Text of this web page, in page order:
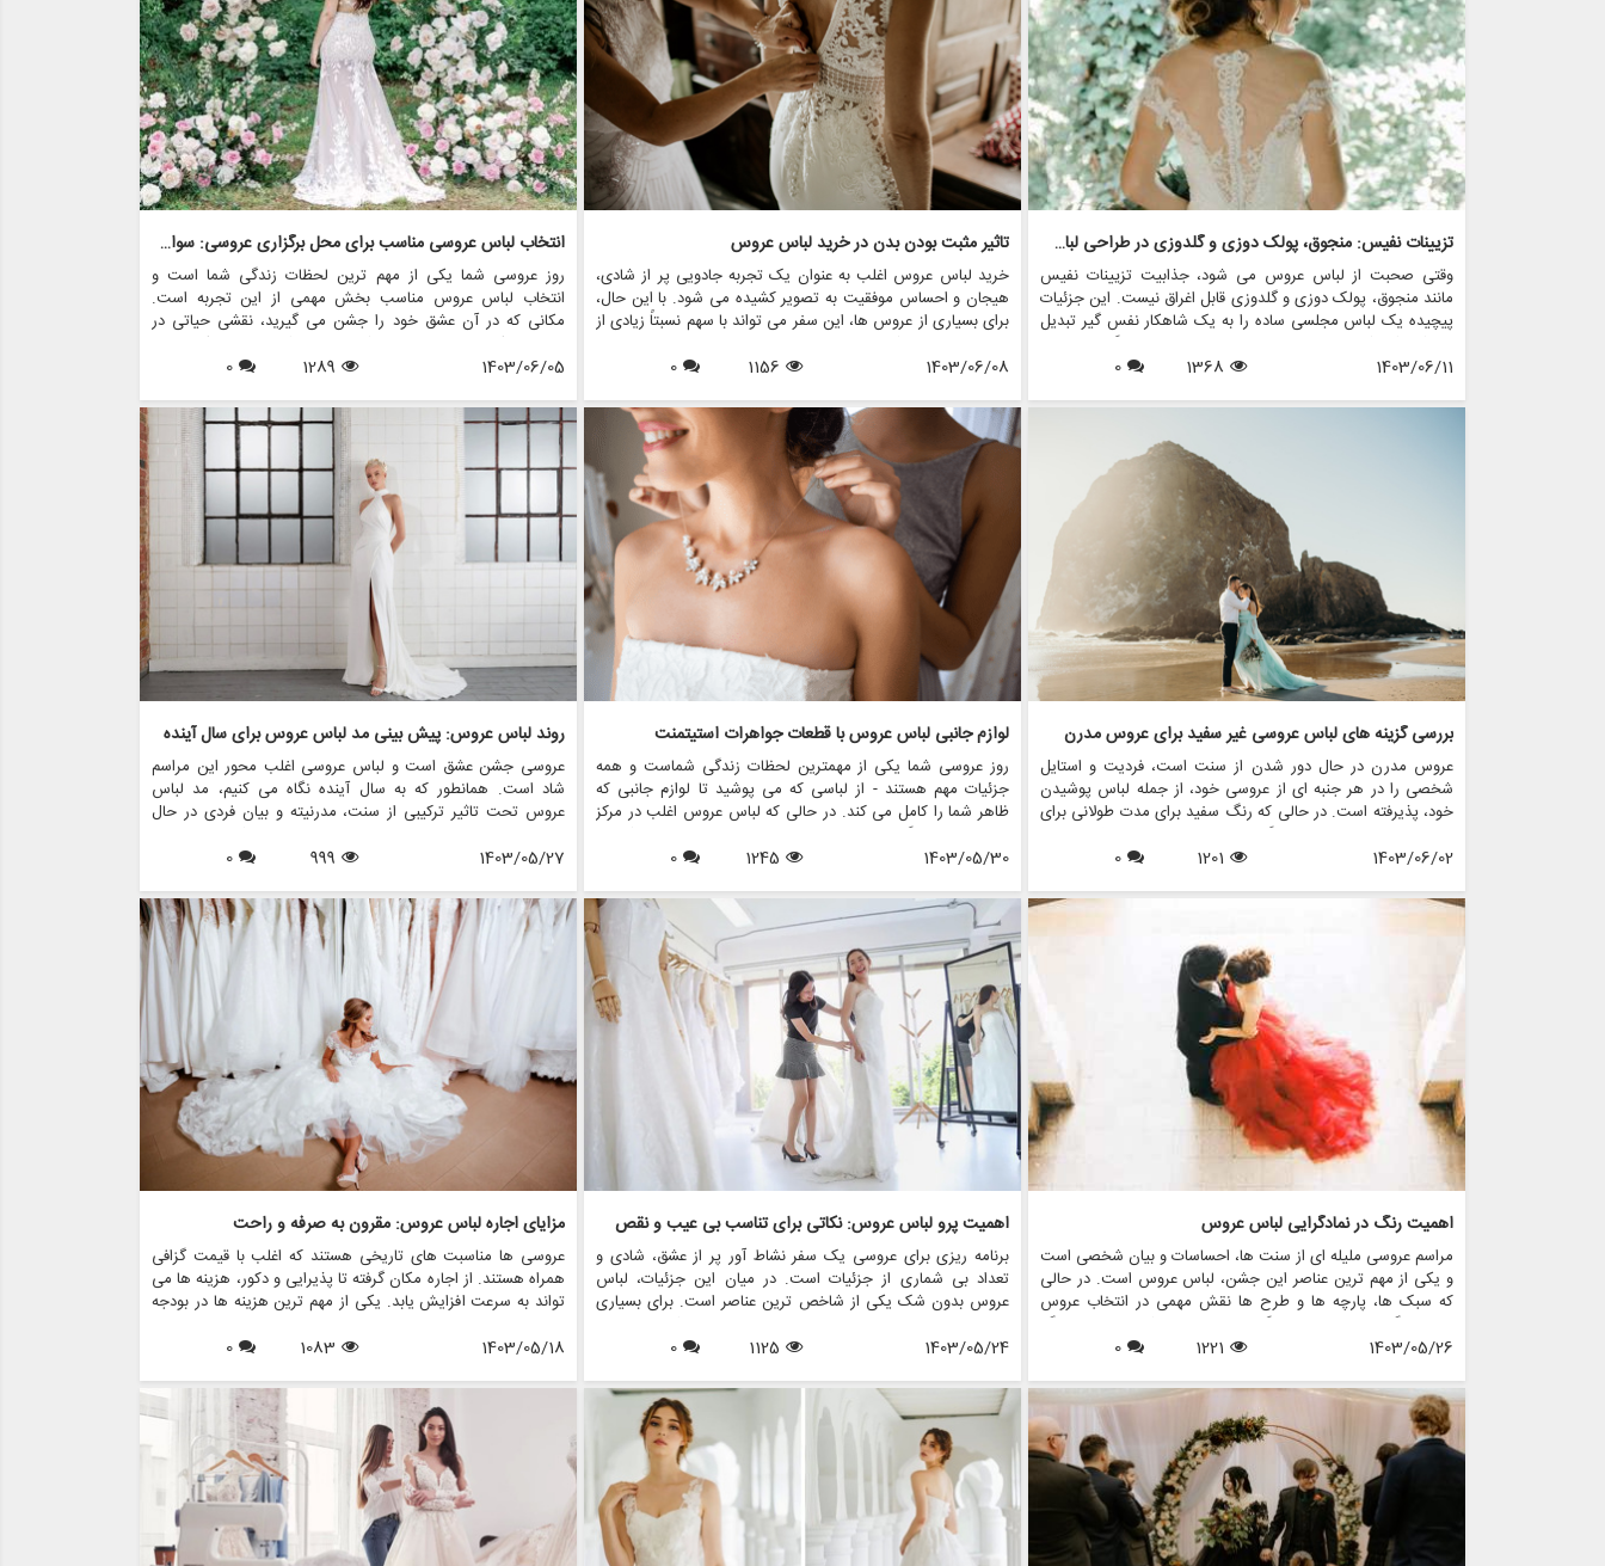
تان کمک کنند، بدون اینکه پولی از دست بدهید.
تزیینات نفیس: منجوق، پولک دوزی و گلدوزی در طراحی لباس عروس
وقتی صحبت از لباس عروس می شود، جذابیت تزیینات نفیس
مانند منجوق، پولک دوزی و گلدوزی قابل اغراق نیست. این جزئیات
پیچیده یک لباس مجلسی ساده را به یک شاهکار نفس گیر تبدیل
می کند که شخصیت و استایل عروس را در بر می گیرد. در این
مقاله، دنیای فریبنده تزیینات در طراحی لباس عروس را بررسی
مزون چرخچی در مد لباس عروس را برجسته می کنیم.
1403/06/11
1368
0
تاثیر مثبت بودن بدن در خرید لباس عروس
خرید لباس عروس اغلب به عنوان یک تجربه جادویی پر از شادی،
هیجان و احساس موفقیت به تصویر کشیده می شود. با این حال،
برای بسیاری از عروس ها، این سفر می تواند با سهم نسبتاً زیادی از
می آید. افزایش حرکت مثبت بدن به طور قابل توجهی بر نحوه
را ایجاد می کند که عشق به خود و پذیرش را تشویق می کند. این
مقاله تاثیر مثبت بودن بدن بر خرید لباس عروس و اینکه چگونه
فروشگاه هایی مانند مزون چرخچی در ایجاد تجربیات فراگیر و
توانمند برای همه عروس ها پیشرو هستند را بررسی می کند.
1403/06/08
1156
0
انتخاب لباس عروسی مناسب برای محل برگزاری عروسی: سواحل، باغ ها و سالن های رقص
روز عروسی شما یکی از مهم ترین لحظات زندگی شما است و
انتخاب لباس عروس مناسب بخش مهمی از این تجربه است.
مکانی که در آن عشق خود را جشن می گیرید، نقشی حیاتی در
تعیین سبک و سیلوئت لباس شما ایفا می کند. چه در یک ساحل
آفتاب زده، چه در باغی پر از شکوفه، یا در دیوارهای زیبای یک سالن
منعکس کند، بلکه باید با فضای مکان انتخابی تان هماهنگ باشد.
در این مقاله به بررسی نحوه انتخاب لباس عروس مناسب برای
سالن های مختلف می پردازیم و مزون چرخچی چگونه می تواند به
شما در تحقق لباس رویایی تان کمک کند.
1403/06/05
1289
0
بررسی گزینه های لباس عروسی غیر سفید برای عروس مدرن
عروس مدرن در حال دور شدن از سنت است، فردیت و استایل
شخصی را در هر جنبه ای از عروسی خود، از جمله لباس پوشیدن
خود، پذیرفته است. در حالی که رنگ سفید برای مدت طولانی برای
لباس عروس مورد توجه قرار گرفته است، عروس های بیشتری برای
لباس عروسی غیر سفید انتخاب می کنند که شخصیت منحصر به
گزینه های مختلف لباس عروس غیرسفید را بررسی می کنیم، در
کنیم و نشان می دهیم که مزون چرخچی چگونه می تواند به شما
در پیدا کردن یا ایجاد لباس مناسب کمک کند.
1403/06/02
1201
0
لوازم جانبی لباس عروس با قطعات جواهرات استیتمنت
روز عروسی شما یکی از مهمترین لحظات زندگی شماست و همه
جزئیات مهم هستند - از لباسی که می پوشید تا لوازم جانبی که
ظاهر شما را کامل می کند. در حالی که لباس عروس اغلب در مرکز
توجه قرار می گیرد، جواهرات مناسب می تواند مجموعه شما را
ارتقا دهد و استایل شما را منعکس کند. در این مقاله، نحوه تزیین
شود که در روز خاص خود بدرخشید. ما همچنین نشان خواهیم داد
که مزون چرخچی چگونه می تواند به شما در یافتن اکسسوری های
عروس مناسب برای تکمیل لباس شما کمک کند.
1403/05/30
1245
0
روند لباس عروس: پیش بینی مد لباس عروس برای سال آینده
عروسی جشن عشق است و لباس عروسی اغلب محور این مراسم
شاد است. همانطور که به سال آینده نگاه می کنیم، مد لباس
عروس تحت تاثیر ترکیبی از سنت، مدرنیته و بیان فردی در حال
صحنه عروس تسلط داشته باشند، بررسی خواهیم کرد و بینشی در
بگیرد، ارائه می دهیم. علاوه بر این، ما نشان خواهیم داد که مزون
چرخچی چگونه می تواند به عروس ها کمک کند تا لباس رویایی
خود را از طریق خدمات مختلف مانند اجاره، فروش، طراحی و لوازم
1403/05/27
999
0
اهمیت رنگ در نمادگرایی لباس عروس
مراسم عروسی ملیله ای از سنت ها، احساسات و بیان شخصی است
و یکی از مهم ترین عناصر این جشن، لباس عروس است. در حالی
که سبک ها، پارچه ها و طرح ها نقش مهمی در انتخاب عروس
دارند، رنگ لباس عروس نمادگرایی عمیقی دارد که فراتر از فرهنگ
ها و نسل ها است. در این مقاله، اهمیت رنگ را در نمادگرایی
می پردازیم و نشان می دهیم که چگونه فروشگاه هایی مانند مزون
چرخچی می توانند به عروس ها کمک کنند تا لباس مناسب خود را
پیدا کنند.
1403/05/26
1221
0
اهمیت پرو لباس عروس: نکاتی برای تناسب بی عیب و نقص
برنامه ریزی برای عروسی یک سفر نشاط آور پر از عشق، شادی و
تعداد بی شماری از جزئیات است. در میان این جزئیات، لباس
عروس بدون شک یکی از شاخص ترین عناصر است. برای بسیاری
پیوسته است، اما اطمینان از تناسب بی عیب و نقص آن در روز
لباس عروس مطرح می شود. در این مقاله، اهمیت تمرین لباس
عروس را بررسی خواهیم کرد، نکاتی را برای دستیابی به تناسب بی
عیب و نقص به اشتراک می گذاریم، و نشان می دهیم که چگونه
فروشگاه هایی مانند مزون چرخچی می توانند به شما در این فرآیند
مهم کمک کنند.
1403/05/24
1125
0
مزایای اجاره لباس عروس: مقرون به صرفه و راحت
عروسی ها مناسبت های تاریخی هستند که اغلب با قیمت گزافی
همراه هستند. از اجاره مکان گرفته تا پذیرایی و دکور، هزینه ها می
تواند به سرعت افزایش یابد. یکی از مهم ترین هزینه ها در بودجه
عروس می تواند بسیار سخت باشد، به خصوص با توجه به اینکه
لباس عروس به عنوان یک راه حل فزاینده محبوب و کاربردی برای
عروس های مدرن مطرح شده است. در این مقاله، مزایای متعدد
اجاره لباس عروس را بررسی می کنیم و نشان می دهیم که چگونه
می تواند هم مقرون به صرفه و هم راحت باشد. همچنین مزون
چرخچی را به شما معرفی خواهیم کرد، فروشگاهی که در زمینه
اجاره لباس عروس، فروش، طرح های سفارشی و کلیه اقلام مربوط
به عروس فعالیت می کند.
1403/05/18
1083
0